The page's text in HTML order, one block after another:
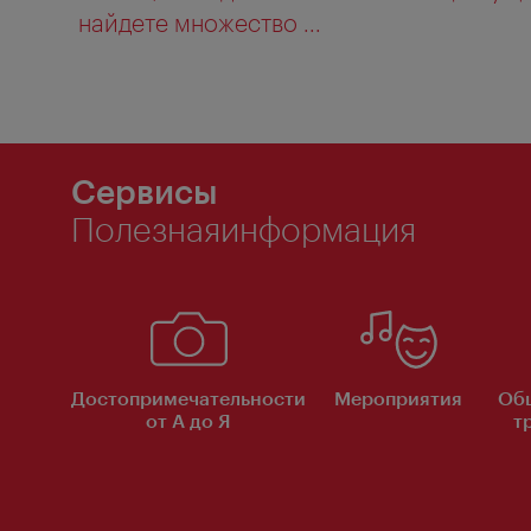
найдете множество ...
Сервисы
Полезнаяинформация
Достопримечательности
от А до Я
Мероприятия